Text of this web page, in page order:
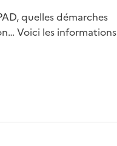
quelles démarches
Voici les informations